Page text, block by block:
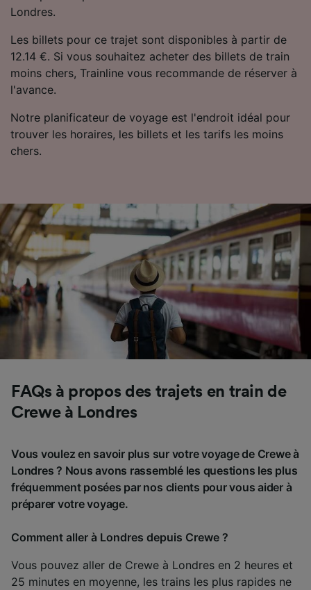
Londres.
Les billets pour ce trajet sont disponibles à partir de
12.14 €. Si vous souhaitez acheter des billets de train
moins chers, Trainline vous recommande de réserver à
l'avance.
Notre planificateur de voyage est l'endroit idéal pour
trouver les horaires, les billets et les tarifs les moins
chers.
FAQs à propos des trajets en train de
Crewe à Londres
Vous voulez en savoir plus sur votre voyage de Crewe à
Londres ? Nous avons rassemblé les questions les plus
fréquemment posées par nos clients pour vous aider à
préparer votre voyage.
Comment aller à Londres depuis Crewe ?
Vous pouvez aller de Crewe à Londres en 2 heures et
25 minutes en moyenne, les trains les plus rapides ne